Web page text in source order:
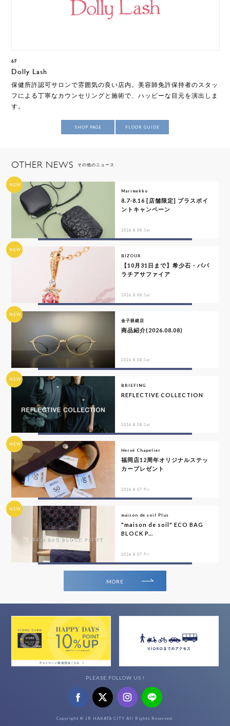
6F
Dolly Lash
保健所許認可サロンで雰囲気の良い店内。美容師免許保持者のスタッ
フによる丁寧なカウンセリングと施術で、ハッピーな目元を演出しま
す。
SHOP PAGE FLOOR GUIDE
OTHER NEWS その他のニュース
NEW
Marimekko
8.7-8.16 [店舗限定] プラスポイ
ントキャンペーン
2026.8.08 Sat
NEW
BIZOUX
【10月31日まで】希少石・パパ
ラチアサファイア
2026.8.08 Sat
NEW
金子眼鏡店
商品紹介(2026.08.08)
2026.8.08 Sat
NEW
BRIEFING
REFLECTIVE COLLECTION
2026.8.08 Sat
NEW
Hervé Chapelier
福岡店12周年オリジナルステッ
カープレゼント
2026.8.07 Fri
NEW
maison de soil Plus
"maison de soil" ECO BAG
BLOCK P...
2026.8.07 Fri
MORE
PLEASE FOLLOW US !
Copyright © JR HAKATA CITY All Rights Reserved.